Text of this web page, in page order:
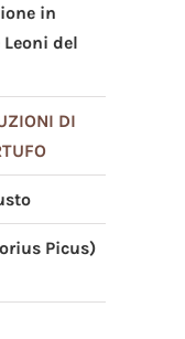
in
del
DI
Picus)